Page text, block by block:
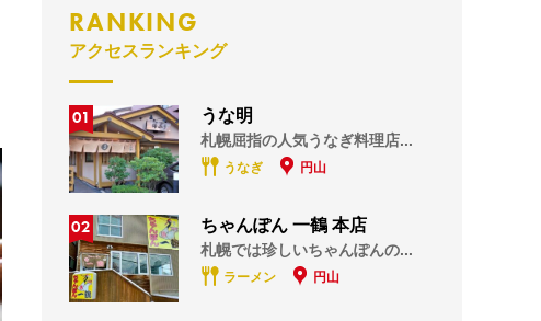
RANKING
アクセスランキング
01 うな明
札幌屈指の人気うなぎ料理店...
うなぎ 円山
02 ちゃんぽん 一鶴 本店
札幌では珍しいちゃんぽんの...
ラーメン 円山